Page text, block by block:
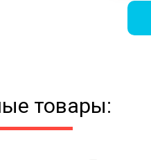
товары: